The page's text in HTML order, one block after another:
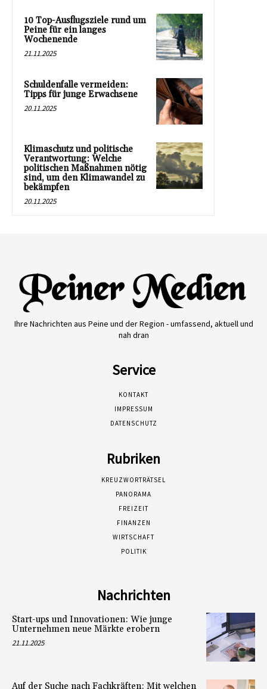
10 Top-Ausflugsziele rund um
Peine für ein langes
Wochenende
21.11.2025
Schuldenfalle vermeiden:
Tipps für junge Erwachsene
20.11.2025
Klimaschutz und politische
Verantwortung: Welche
politischen Maßnahmen nötig
sind, um den Klimawandel zu
bekämpfen
20.11.2025
Ihre Nachrichten aus Peine und der Region - umfassend, aktuell und
nah dran
Service
KONTAKT
IMPRESSUM
DATENSCHUTZ
Rubriken
KREUZWORTRÄTSEL
PANORAMA
FREIZEIT
FINANZEN
WIRTSCHAFT
POLITIK
Nachrichten
Start-ups und Innovationen: Wie junge
Unternehmen neue Märkte erobern
21.11.2025
Auf der Suche nach Fachkräften: Mit welchen